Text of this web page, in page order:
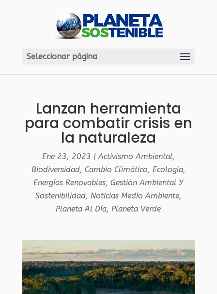
Seleccionar página
Lanzan herramienta
para combatir crisis en
la naturaleza
Ene 23, 2023 |Activismo Ambiental,
Biodiversidad, Cambio Climático, Ecología,
Energías Renovables,Gestión Ambiental Y
Sostenibilidad, Noticias Medio Ambiente,
Planeta Al Día,Planeta Verde